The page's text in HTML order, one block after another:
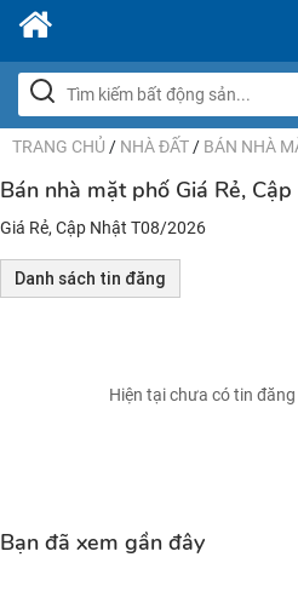
TRANG CHỦ / NHÀ ĐẤT / BÁN NHÀ
Bán nhà mặt phố Giá Rẻ,
Giá Rẻ, Cập Nhật T08/2026
Danh sách tin đăng
Hiện tại chưa có tin
Bạn đã xem gần đây